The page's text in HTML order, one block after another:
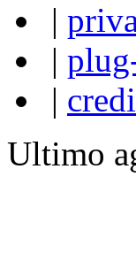
|
|
|
Ultimo